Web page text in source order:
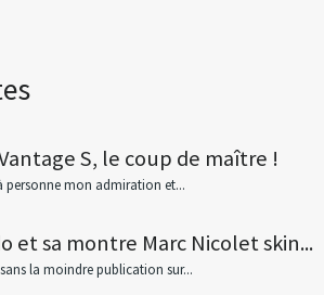
S, le coup de maître !
personne mon admiration et...
et sa montre Marc Nicolet skin...
la moindre publication sur...